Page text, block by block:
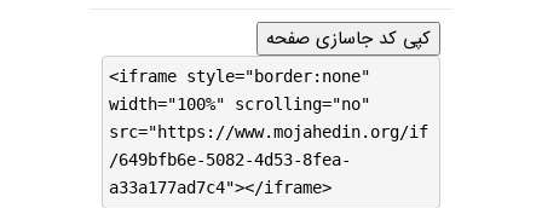
کپی کد جاسازی صفحه
<iframe style="border:none"
width="100%" scrolling="no"
src="https://www.mojahedin.org/if
/649bfb6e-5082-4d53-8fea-
a33a177ad7c4"></iframe>